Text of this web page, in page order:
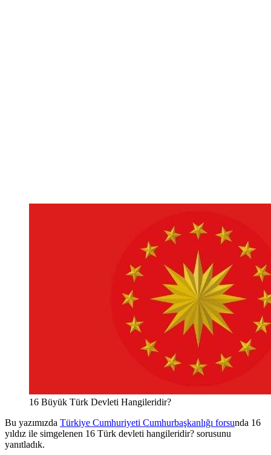
16 Büyük Türk Devleti Hangileridir?
Bu yazımızda Türkiye Cumhuriyeti Cumhurbaşkanlığı forsunda 16
yıldız ile simgelenen 16 Türk devleti hangileridir? sorusunu
yanıtladık.